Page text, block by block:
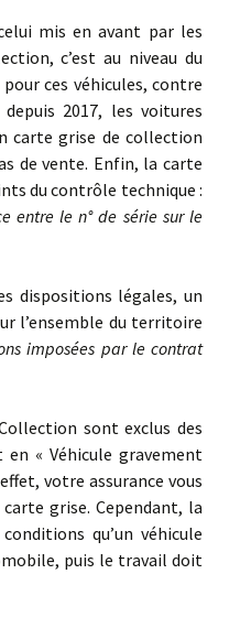
mis en avant par les
c’est au niveau du
ces véhicules, contre
2017, les voitures
carte grise de collection
de vente. Enfin, la carte
du contrôle technique :
entre le n° de série sur le
dispositions légales, un
l’ensemble du territoire
imposées par le contrat
sont exclus des
« Véhicule gravement
votre assurance vous
grise. Cependant, la
qu’un véhicule
puis le travail doit